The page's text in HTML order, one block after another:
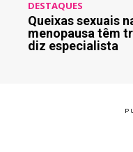
DESTAQUES
Queixas sexuais
menopausa têm
diz especialista